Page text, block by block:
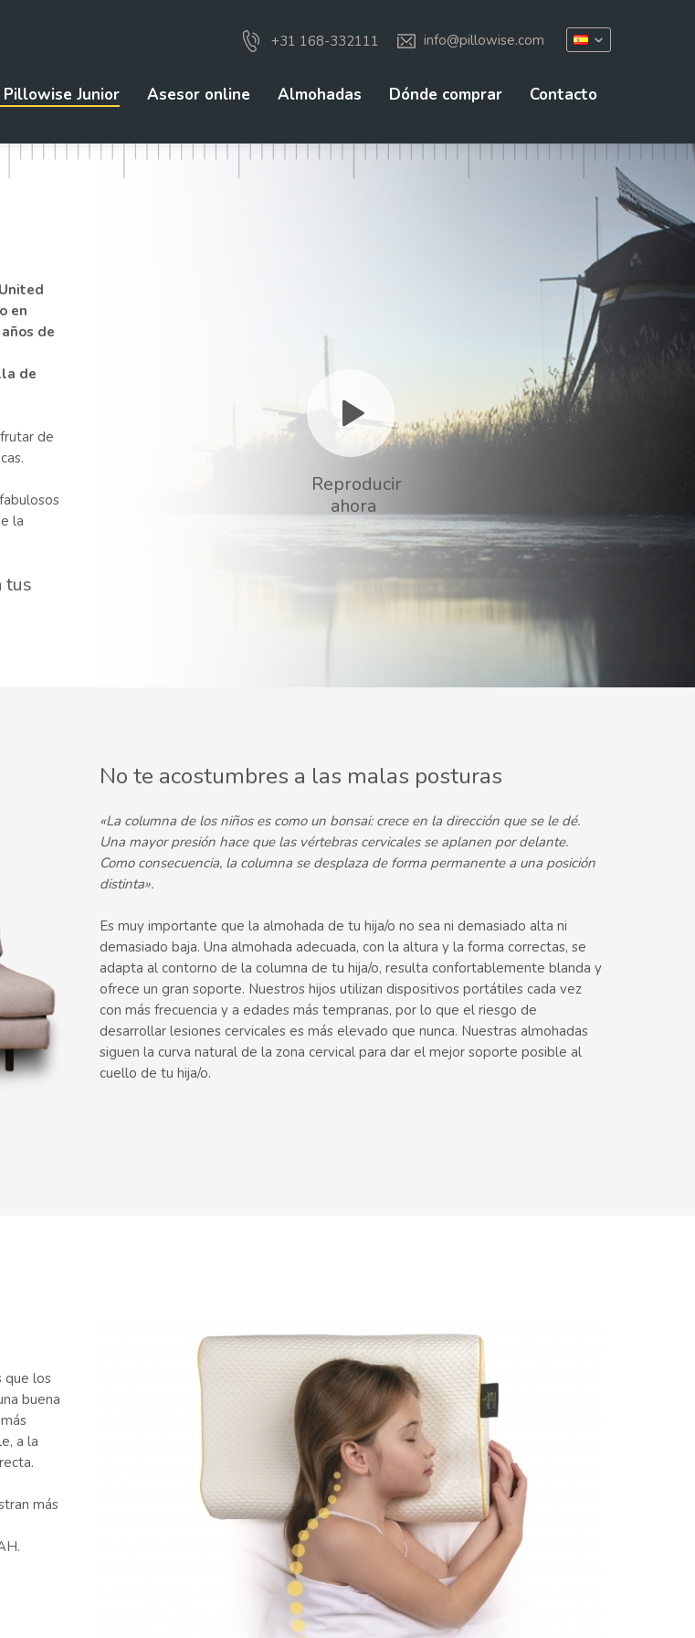
+31 168-332111 info@pillowise.com
Pillowise Junior Asesor online Almohadas Dónde comprar Contacto
en
de
de
de
la
tus
Reproducir
ahora
No te acostumbres a las malas posturas
«La columna de los niños es como un bonsai: crece en la dirección que se le dé.
Una mayor presión hace que las vértebras cervicales se aplanen por delante.
Como consecuencia, la columna se desplaza de forma permanente a una posición
distinta».
Es muy importante que la almohada de tu hija/o no sea ni demasiado alta ni
demasiado baja. Una almohada adecuada, con la altura y la forma correctas, se
adapta al contorno de la columna de tu hija/o, resulta confortablemente blanda y
ofrece un gran soporte. Nuestros hijos utilizan dispositivos portátiles cada vez
con más frecuencia y a edades más tempranas, por lo que el riesgo de
desarrollar lesiones cervicales es más elevado que nunca. Nuestras almohadas
siguen la curva natural de la zona cervical para dar el mejor soporte posible al
cuello de tu hija/o.
que los
buena
a la
más